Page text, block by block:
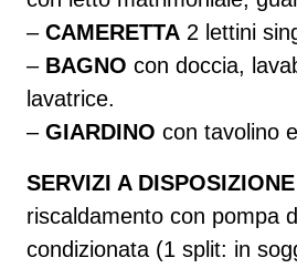
– CAMERETTA 2 lettini
– BAGNO con doccia,
lavatrice.
– GIARDINO con tavolino
SERVIZI A
riscaldamento con pompa
condizionata (1 split: in